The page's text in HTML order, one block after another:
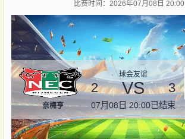
比赛时间：2026年07月08日 20:00
奈梅亨
球会友谊
2 VS 3
07月08日 20:00已结束